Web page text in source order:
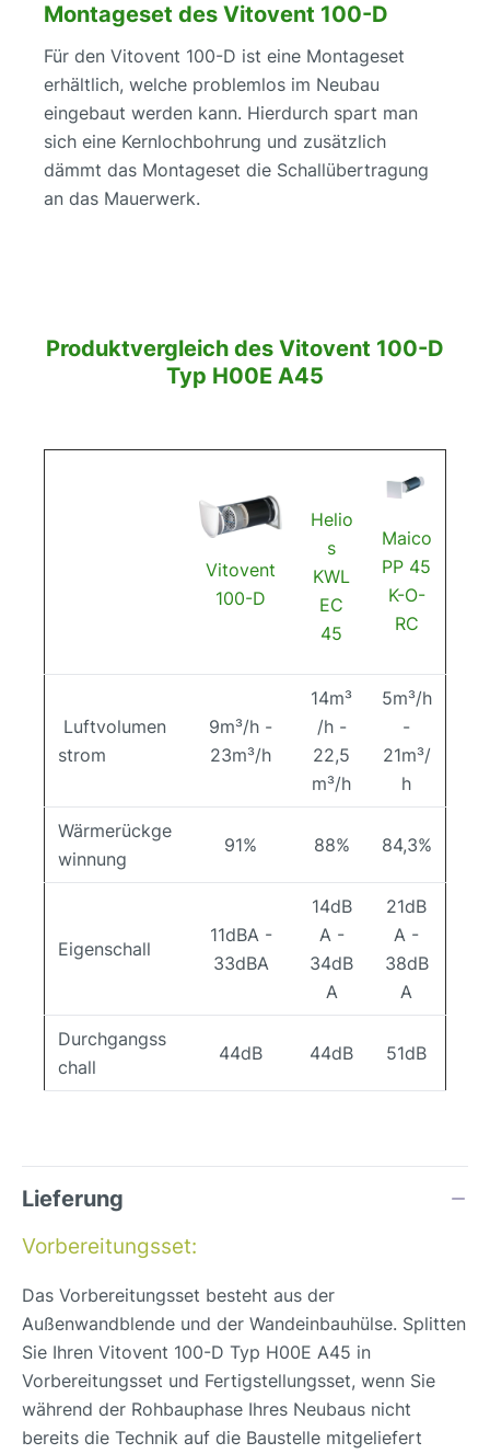
Montageset des Vitovent 100-D
Für den Vitovent 100-D ist eine Montageset
erhältlich, welche problemlos im Neubau
eingebaut werden kann. Hierdurch spart man
sich eine Kernlochbohrung und zusätzlich
dämmt das Montageset die Schallübertragung
an das Mauerwerk.
Produktvergleich des Vitovent 100-D
Typ H00E A45
Vitovent
100-D
Helio
s
KWL
EC
45
Maico
PP 45
K-O-
RC
Luftvolumen
strom
9m³/h -
23m³/h
14m³
/h -
22,5
m³/h
5m³/h
-
21m³/
h
Wärmerückge
winnung
91% 88% 84,3%
Eigenschall
11dBA -
33dBA
14dB
A -
34dB
A
21dB
A -
38dB
A
Durchgangss
chall
44dB 44dB 51dB
Lieferung
Vorbereitungsset:
Das Vorbereitungsset besteht aus der
Außenwandblende und der Wandeinbauhülse. Splitten
Sie Ihren Vitovent 100-D Typ H00E A45 in
Vorbereitungsset und Fertigstellungsset, wenn Sie
während der Rohbauphase Ihres Neubaus nicht
bereits die Technik auf die Baustelle mitgeliefert